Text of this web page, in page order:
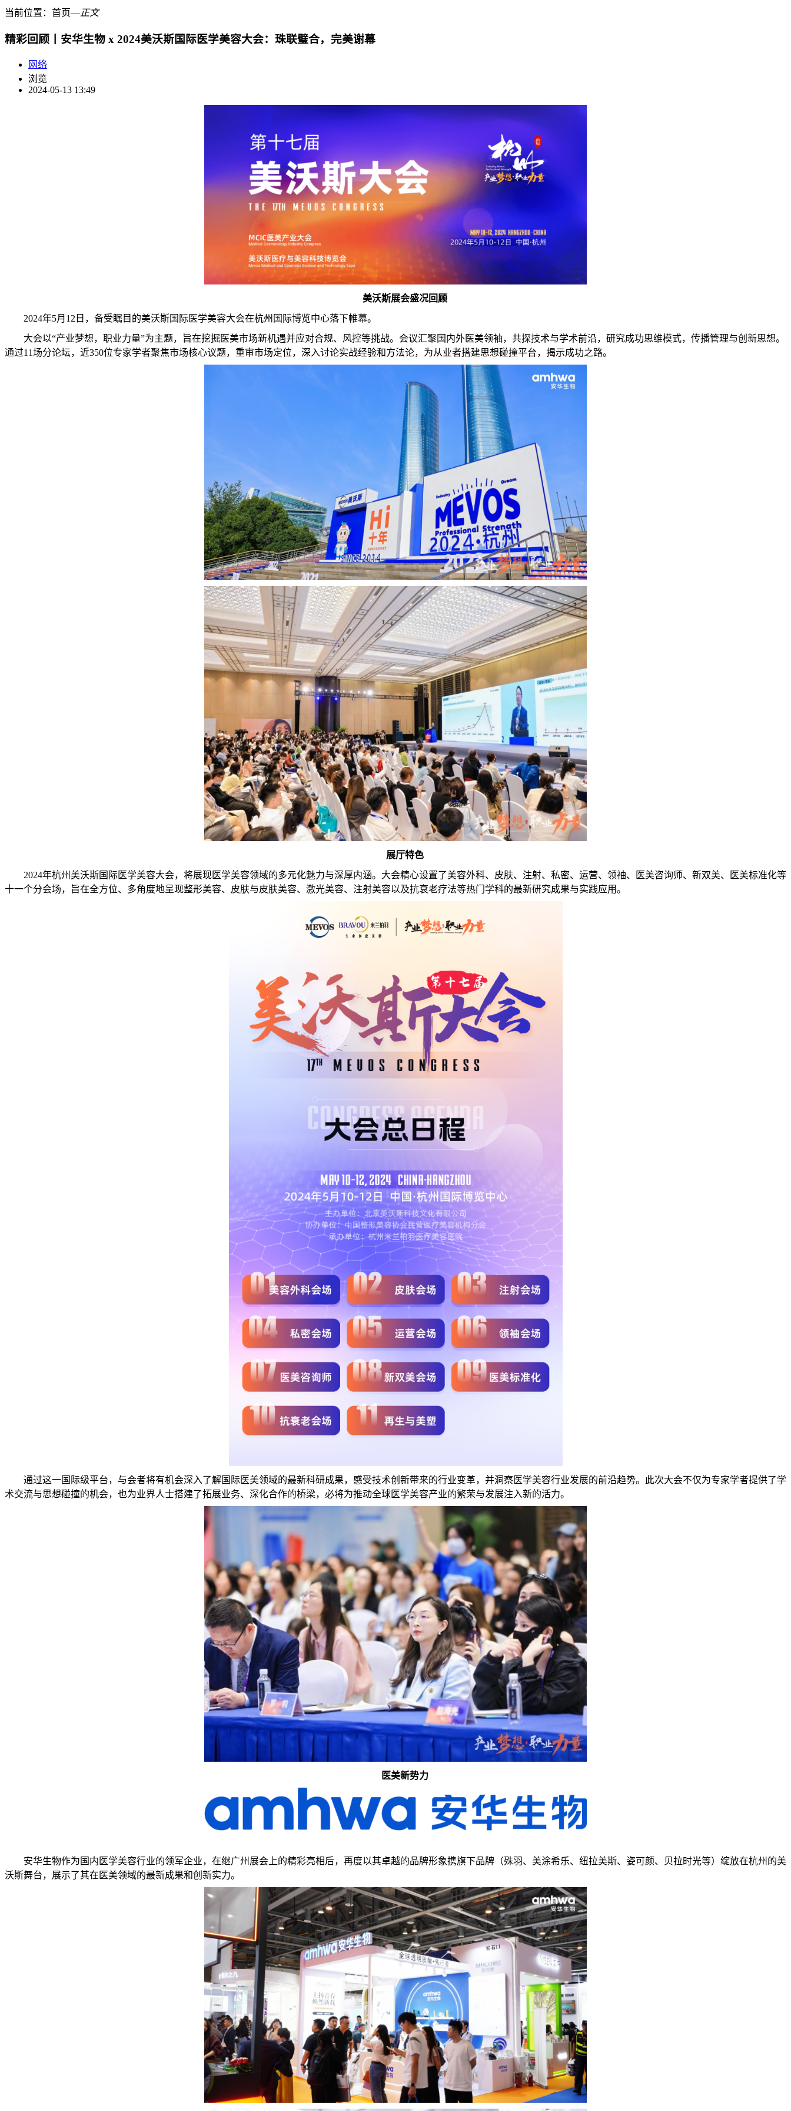
当前位置： 首页―正文
精彩回顾丨安华生物 x 2024美沃斯国际医学美容大会：珠联璧合，完美谢幕
网络
浏览
2024-05-13 13:49
美沃斯展会盛况回顾
2024年5月12日，备受瞩目的美沃斯国际医学美容大会在杭州国际博览中心落下帷幕。
大会以“产业梦想，职业力量”为主题，旨在挖掘医美市场新机遇并应对合规、风控等挑战。会议汇聚国内外医美领袖，共探技术与学术前沿，研究成功思维模式，传播管理与创新思想。
通过11场分论坛，近350位专家学者聚焦市场核心议题，重审市场定位，深入讨论实战经验和方法论，为从业者搭建思想碰撞平台，揭示成功之路。
展厅特色
2024年杭州美沃斯国际医学美容大会，将展现医学美容领域的多元化魅力与深厚内涵。大会精心设置了美容外科、皮肤、注射、私密、运营、领袖、医美咨询师、新双美、医美标准化等
十一个分会场，旨在全方位、多角度地呈现整形美容、皮肤与皮肤美容、激光美容、注射美容以及抗衰老疗法等热门学科的最新研究成果与实践应用。
通过这一国际级平台，与会者将有机会深入了解国际医美领域的最新科研成果，感受技术创新带来的行业变革，并洞察医学美容行业发展的前沿趋势。此次大会不仅为专家学者提供了学
术交流与思想碰撞的机会，也为业界人士搭建了拓展业务、深化合作的桥梁，必将为推动全球医学美容产业的繁荣与发展注入新的活力。
医美新势力
安华生物作为国内医学美容行业的领军企业，在继广州展会上的精彩亮相后，再度以其卓越的品牌形象携旗下品牌（殊羽、美涂希乐、纽拉美斯、姿可颜、贝拉时光等）绽放在杭州的美
沃斯舞台，展示了其在医美领域的最新成果和创新实力。